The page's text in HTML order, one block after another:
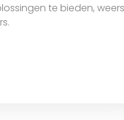
te bieden,